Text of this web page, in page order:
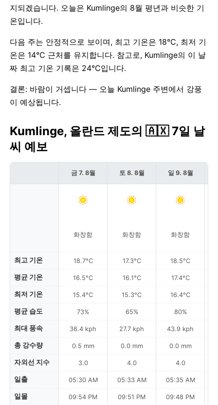
지되겠습니다. 오늘은 Kumlinge의 8월 평년과 비슷한 기
온입니다.
다음 주는 안정적으로 보이며, 최고 기온은 18°C, 최저 기
온은 14°C 근처를 유지합니다. 참고로, Kumlinge의 이 날
짜 최고 기온 기록은 24°C입니다.
결론: 바람이 거셉니다 — 오늘 Kumlinge 주변에서 강풍
이 예상됩니다.
Kumlinge, 올란드 제도의 🇦🇽 7일 날
씨 예보
최고 기온
평균 기온
최저 기온
평균 습도
최대 풍속
총 강수량
자외선 지수
일출
일몰
금 7. 8월
화창함
18.7°C
16.5°C
15.4°C
73%
36.4 kph
0.5 mm
3.0
05:30 AM
09:54 PM
토 8. 8월
화창함
17.3°C
16.1°C
15.3°C
65%
27.7 kph
0.0 mm
4.0
05:33 AM
09:51 PM
일 9. 8월
화창함
18.5°C
17.4°C
16.4°C
80%
43.9 kph
0.0 mm
4.0
05:35 AM
09:48 PM